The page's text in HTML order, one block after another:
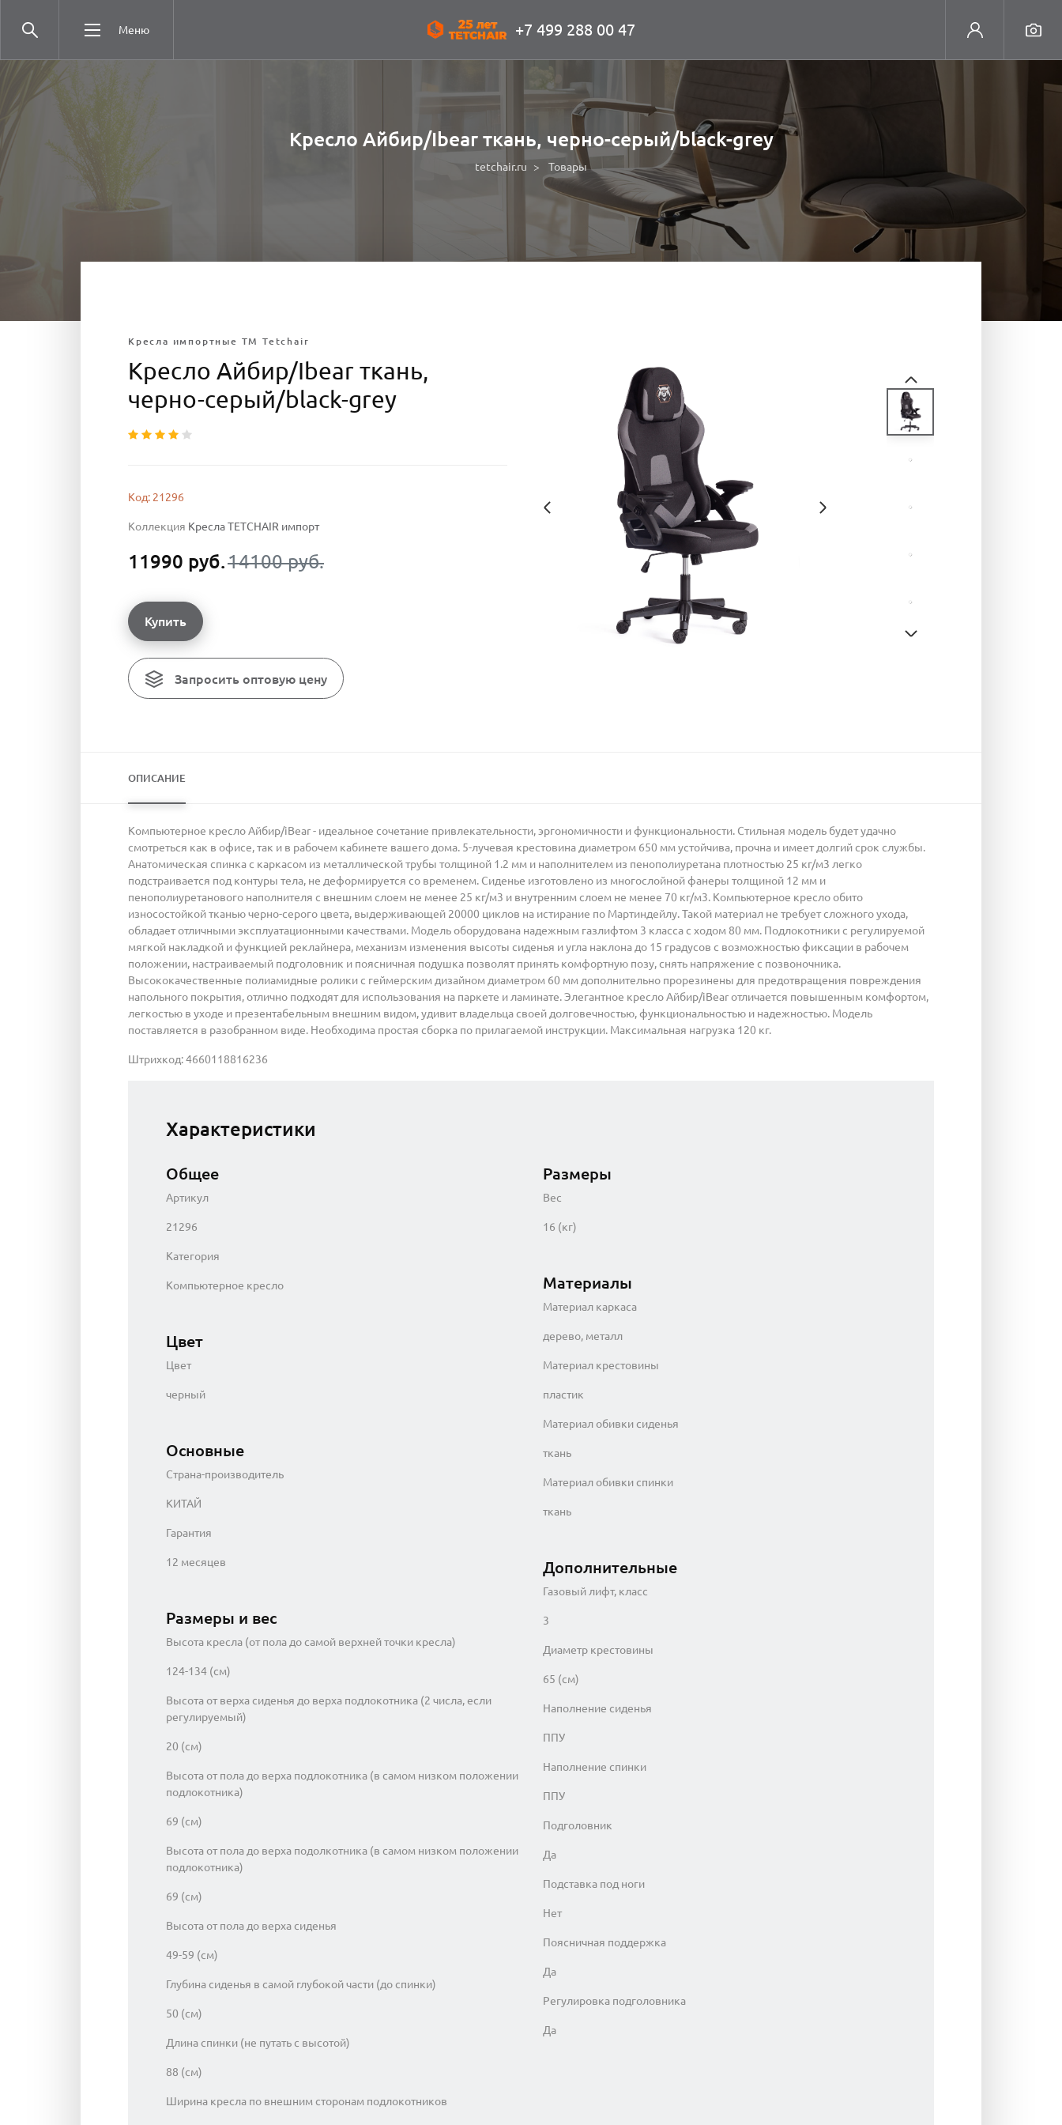
Меню +7 499 288 00 47
Кресло Айбир/Ibear ткань, черно-серый/black-grey
tetchair.ru Товары
Кресла импортные ТМ Tetchair
Кресло Айбир/Ibear ткань,
черно-серый/black-grey
Код: 21296
Коллекция Кресла TETCHAIR импорт
11990 руб.14100 руб.
Купить
Запросить оптовую цену
ОПИСАНИЕ
Компьютерное кресло Айбир/iBear - идеальное сочетание привлекательности, эргономичности и функциональности. Стильная модель будет удачно
смотреться как в офисе, так и в рабочем кабинете вашего дома. 5-лучевая крестовина диаметром 650 мм устойчива, прочна и имеет долгий срок службы.
Анатомическая спинка с каркасом из металлической трубы толщиной 1.2 мм и наполнителем из пенополиуретана плотностью 25 кг/м3 легко
подстраивается под контуры тела, не деформируется со временем. Сиденье изготовлено из многослойной фанеры толщиной 12 мм и
пенополиуретанового наполнителя с внешним слоем не менее 25 кг/м3 и внутренним слоем не менее 70 кг/м3. Компьютерное кресло обито
износостойкой тканью черно-серого цвета, выдерживающей 20000 циклов на истирание по Мартиндейлу. Такой материал не требует сложного ухода,
обладает отличными эксплуатационными качествами. Модель оборудована надежным газлифтом 3 класса с ходом 80 мм. Подлокотники с регулируемой
мягкой накладкой и функцией реклайнера, механизм изменения высоты сиденья и угла наклона до 15 градусов с возможностью фиксации в рабочем
положении, настраиваемый подголовник и поясничная подушка позволят принять комфортную позу, снять напряжение с позвоночника.
Высококачественные полиамидные ролики с геймерским дизайном диаметром 60 мм дополнительно прорезинены для предотвращения повреждения
напольного покрытия, отлично подходят для использования на паркете и ламинате. Элегантное кресло Айбир/iBear отличается повышенным комфортом,
легкостью в уходе и презентабельным внешним видом, удивит владельца своей долговечностью, функциональностью и надежностью. Модель
поставляется в разобранном виде. Необходима простая сборка по прилагаемой инструкции. Максимальная нагрузка 120 кг.
Штрихкод: 4660118816236
Характеристики
Общее
Артикул
21296
Категория
Компьютерное кресло
Цвет
Цвет
черный
Основные
Страна-производитель
КИТАЙ
Гарантия
12 месяцев
Размеры и вес
Высота кресла (от пола до самой верхней точки кресла)
124-134 (см)
Высота от верха сиденья до верха подлокотника (2 числа, если
регулируемый)
20 (см)
Высота от пола до верха подлокотника (в самом низком положении
подлокотника)
69 (см)
Высота от пола до верха подолкотника (в самом низком положении
подлокотника)
69 (см)
Высота от пола до верха сиденья
49-59 (см)
Глубина сиденья в самой глубокой части (до спинки)
50 (см)
Длина спинки (не путать с высотой)
88 (см)
Ширина кресла по внешним сторонам подлокотников
Размеры
Вес
16 (кг)
Материалы
Материал каркаса
дерево, металл
Материал крестовины
пластик
Материал обивки сиденья
ткань
Материал обивки спинки
ткань
Дополнительные
Газовый лифт, класс
3
Диаметр крестовины
65 (см)
Наполнение сиденья
ППУ
Наполнение спинки
ППУ
Подголовник
Да
Подставка под ноги
Нет
Поясничная поддержка
Да
Регулировка подголовника
Да